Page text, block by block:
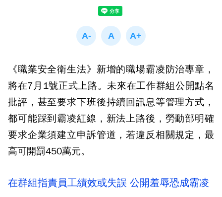
《職業安全衛生法》新增的職場霸凌防治專章，
將在7月1號正式上路。未來在工作群組公開點名
批評，甚至要求下班後持續回訊息等管理方式，
都可能踩到霸凌紅線，新法上路後，勞動部明確
要求企業須建立申訴管道，若違反相關規定，最
高可開罰450萬元。
在群組指責員工績效或失誤 公開羞辱恐成霸凌